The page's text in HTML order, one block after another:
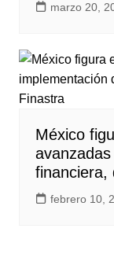
marzo 20,
México
financiera,
febrero 10,